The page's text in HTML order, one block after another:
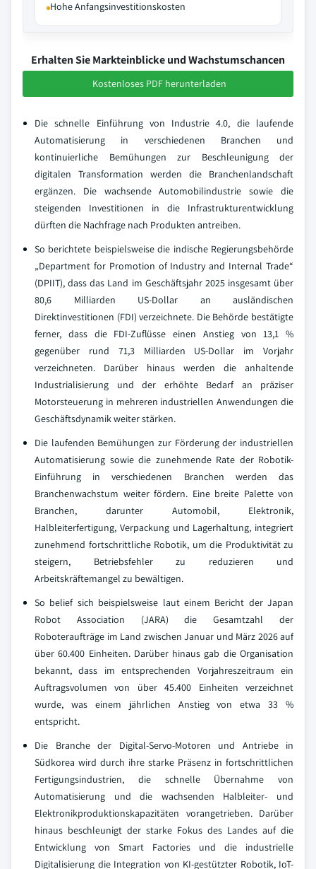
Hohe Anfangsinvestitionskosten
Erhalten Sie Markteinblicke und Wachstumschancen
Kostenloses PDF herunterladen
Die schnelle Einführung von Industrie 4.0, die laufende
Automatisierung in verschiedenen Branchen und
kontinuierliche Bemühungen zur Beschleunigung der
digitalen Transformation werden die Branchenlandschaft
ergänzen. Die wachsende Automobilindustrie sowie die
steigenden Investitionen in die Infrastrukturentwicklung
dürften die Nachfrage nach Produkten antreiben.
So berichtete beispielsweise die indische Regierungsbehörde
„Department for Promotion of Industry and Internal Trade“
(DPIIT), dass das Land im Geschäftsjahr 2025 insgesamt über
80,6 Milliarden US-Dollar an ausländischen
Direktinvestitionen (FDI) verzeichnete. Die Behörde bestätigte
ferner, dass die FDI-Zuflüsse einen Anstieg von 13,1 %
gegenüber rund 71,3 Milliarden US-Dollar im Vorjahr
verzeichneten. Darüber hinaus werden die anhaltende
Industrialisierung und der erhöhte Bedarf an präziser
Motorsteuerung in mehreren industriellen Anwendungen die
Geschäftsdynamik weiter stärken.
Die laufenden Bemühungen zur Förderung der industriellen
Automatisierung sowie die zunehmende Rate der Robotik-
Einführung in verschiedenen Branchen werden das
Branchenwachstum weiter fördern. Eine breite Palette von
Branchen, darunter Automobil, Elektronik,
Halbleiterfertigung, Verpackung und Lagerhaltung, integriert
zunehmend fortschrittliche Robotik, um die Produktivität zu
steigern, Betriebsfehler zu reduzieren und
Arbeitskräftemangel zu bewältigen.
So belief sich beispielsweise laut einem Bericht der Japan
Robot Association (JARA) die Gesamtzahl der
Roboteraufträge im Land zwischen Januar und März 2026 auf
über 60.400 Einheiten. Darüber hinaus gab die Organisation
bekannt, dass im entsprechenden Vorjahreszeitraum ein
Auftragsvolumen von über 45.400 Einheiten verzeichnet
wurde, was einem jährlichen Anstieg von etwa 33 %
entspricht.
Die Branche der Digital-Servo-Motoren und Antriebe in
Südkorea wird durch ihre starke Präsenz in fortschrittlichen
Fertigungsindustrien, die schnelle Übernahme von
Automatisierung und die wachsenden Halbleiter- und
Elektronikproduktionskapazitäten vorangetrieben. Darüber
hinaus beschleunigt der starke Fokus des Landes auf die
Entwicklung von Smart Factories und die industrielle
Digitalisierung die Integration von KI-gestützter Robotik, IoT-